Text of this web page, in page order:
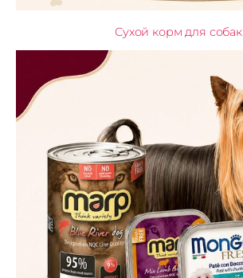
Сухой корм для собак